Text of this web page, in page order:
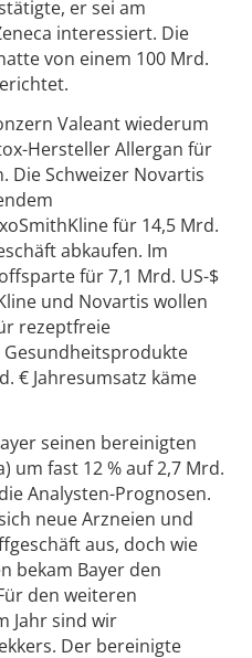
er sei am
interessiert. Die
von einem 100 Mrd.
Valeant wiederum
Hersteller Allergan für
Die Schweizer Novartis
für 14,5 Mrd.
abkaufen. Im
für 7,1 Mrd. US-$
und Novartis wollen
rezeptfreie
€ Jahresumsatz käme
seinen bereinigten
um fast 12 % auf 2,7 Mrd.
Analysten-Prognosen.
neue Arzneien und
aus, doch wie
bekam Bayer den
den weiteren
Jahr sind wir
Der bereinigte